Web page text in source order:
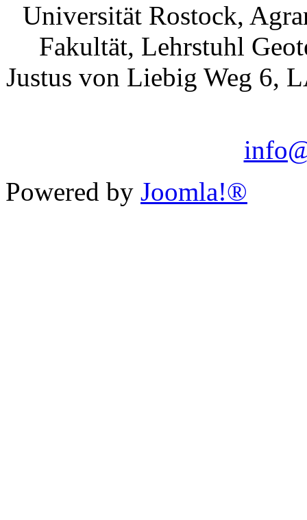
Universität Rostock,
Fakultät, Lehrstuhl
Justus von Liebig Weg 6,
Powered by Joomla!®